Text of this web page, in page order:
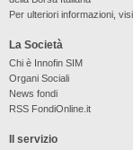
La Società
Chi è Innofin SIM
Organi Sociali
News fondi
RSS FondiOnline.it
Il servizio
Per ulteriori informazioni,